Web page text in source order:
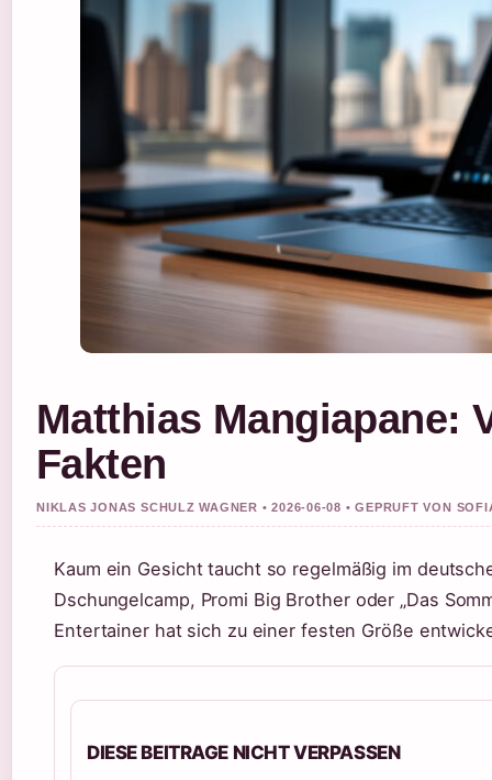
Matthias Mangiapane:
Fakten
NIKLAS JONAS SCHULZ WAGNER • 2026-06-08 • GEPRUFT VON
Kaum ein Gesicht taucht so regelmäßig im
Dschungelcamp, Promi Big Brother oder „Das
Entertainer hat sich zu einer festen Größe
DIESE BEITRAGE NICHT VERPASSEN